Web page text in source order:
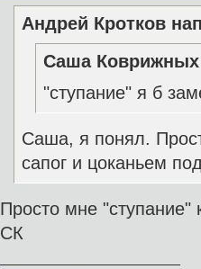
Андрей Кротков
Саша Коврижных
"ступание" я б
Саша, я понял.
сапог и цоканьем
Просто мне "ступание"
СК